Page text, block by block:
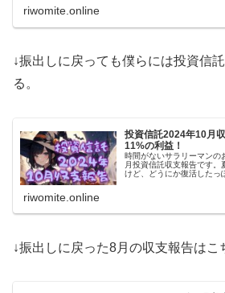
riwomite.online
↓振出しに戻っても僕らには投資信
る。
投資信託2024年10月
11%の利益！
時間がないサラリーマン
月投資信託収支報告です。
けど、どうにか復活したっ
riwomite.online
↓振出しに戻った8月の収支報告はこ